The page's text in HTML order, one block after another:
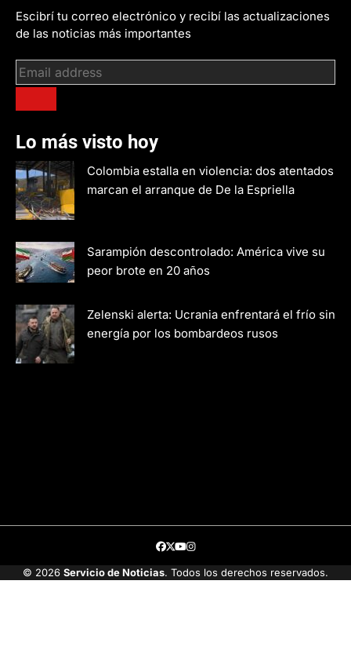
Escibrí tu correo electrónico y recibí las actualizaciones
de las noticias más importantes
Lo más visto hoy
Colombia estalla en violencia: dos atentados
marcan el arranque de De la Espriella
Sarampión descontrolado: América vive su
peor brote en 20 años
Zelenski alerta: Ucrania enfrentará el frío sin
energía por los bombardeos rusos
Facebook
TwitterYoutube
Instagram
© 2026 Servicio de Noticias. Todos los derechos reservados.